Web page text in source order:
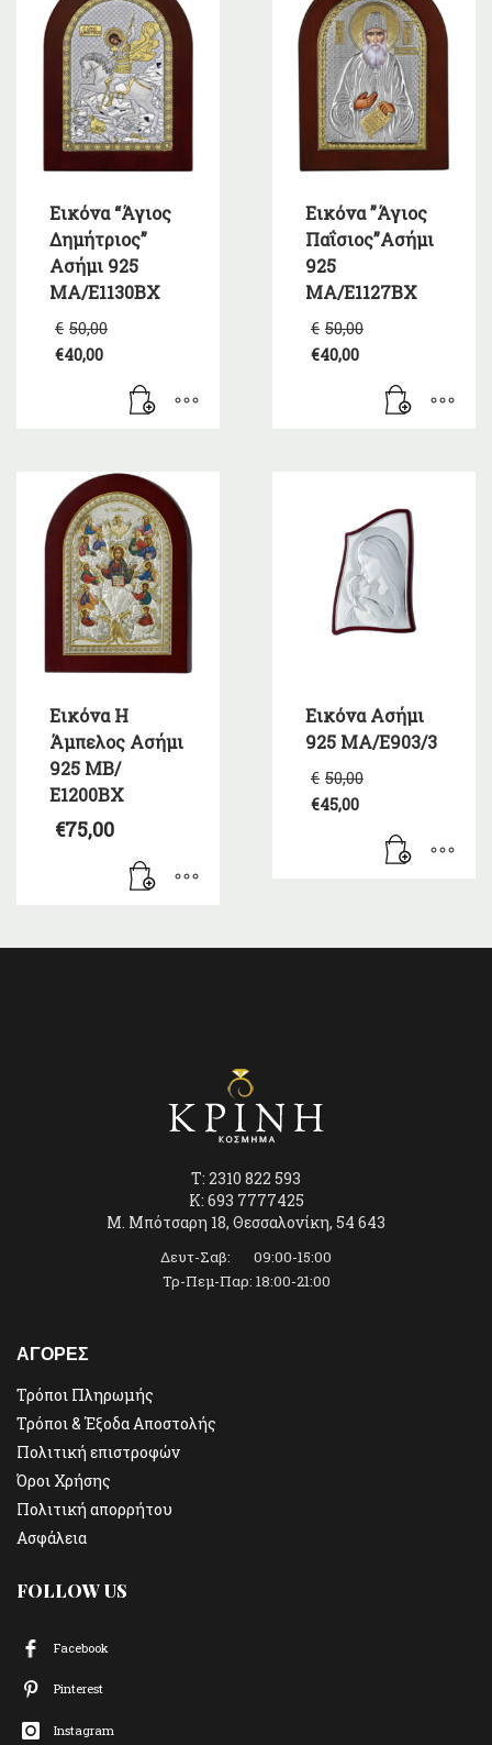
Εικόνα “Άγιος
Δημήτριος”
Ασήμι 925
MA/E1130BX
€ 50,00
€50,00.
€40,00
τρέχουσα
Εικόνα ”Άγιος
Παΐσιος”Ασήμι
925
MA/E1127BX
€ 50,00
€50,00.
€40,00
τρέχουσα
Εικόνα Η
Άμπελος Ασήμι
925 ΜΒ/
Ε1200ΒΧ
€75,00
Εικόνα Ασήμι
925 ΜΑ/Ε903/3
€ 50,00
€50,00.
€45,00
τρέχουσα
T: 2310 822 593
K: 693 7777425
Μ. Μπότσαρη 18, Θεσσαλονίκη, 54 643
Δευτ-Σαβ: 09:00-15:00
Τρ-Πεμ-Παρ: 18:00-21:00
ΑΓΟΡΕΣ
Τρόποι Πληρωμής
Τρόποι & Έξοδα Αποστολής
Πολιτική επιστροφών
Όροι Χρήσης
Πολιτική απορρήτου
Ασφάλεια
FOLLOW US
Facebook
Pinterest
Instagram